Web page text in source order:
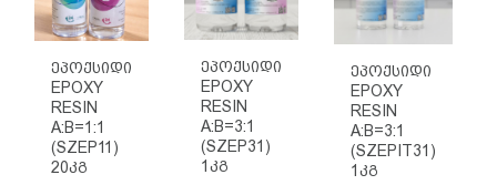
Ეპოქსიდი
EPOXY
RESIN
A:B=1:1
(SZEP11)
20კგ
Ეპოქსიდი
EPOXY
RESIN
A:B=3:1
(SZEP31)
1კგ
Ეპოქსიდი
EPOXY
RESIN
A:B=3:1
(SZEPIT31)
1კგ